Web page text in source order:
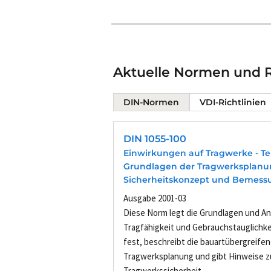
Aktuelle Normen und
DIN-Normen VDI-Richtlinien
DIN 1055-100
Einwirkungen auf Tragwerke -
Grundlagen der
Sicherheitskonzept und
Ausgabe 2001-03
Diese Norm legt die Grundlagen und
Tragfähigkeit und
fest, beschreibt die
Tragwerksplanung und gibt Hinweise